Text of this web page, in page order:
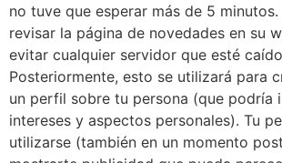
no tuve que esperar más de 5
revisar la página de novedades en su
evitar cualquier servidor que esté
Posteriormente, esto se utilizará para
un perfil sobre tu persona (que podría
intereses y aspectos personales). Tu
utilizarse (también en un momento